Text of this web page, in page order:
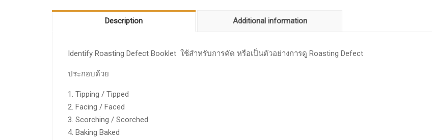
Description Additional information
Identify Roasting Defect Booklet ใช้สำหรับการคัด หรือเป็นตัวอย่างการดู Roasting Defect
ประกอบด้วย
Tipping / Tipped
Facing / Faced
Scorching / Scorched
Baking Baked